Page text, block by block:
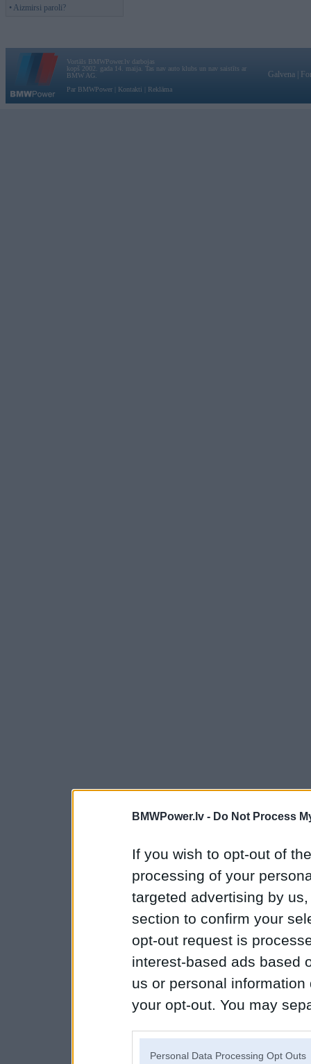
BMWPower.lv - Do Not Process
If you wish to opt-out of
processing of your
targeted advertising by
section to confirm your
opt-out request is
interest-based ads based
us or personal
your opt-out. You may
Personal Data Processing Opt Outs
• Aizmirsi paroli?
Vortāls BMWPower.lv darbojas
kopš 2002. gada 14. maija. Tas nav auto klubs un nav saistīts ar
BMW AG.
Par BMWPower
Kontakti Reklāma
Galvena